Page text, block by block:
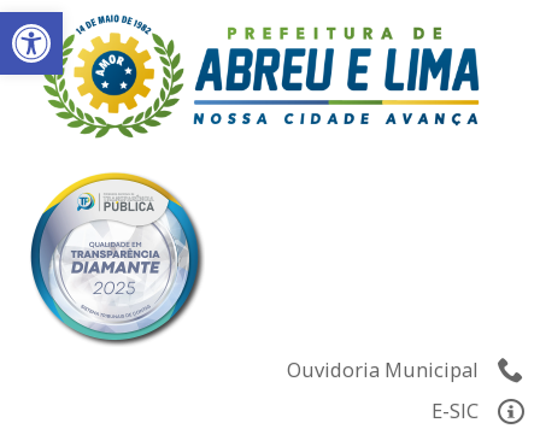
Abrir a barra de ferramentas
Skip
to
content
Ouvidoria Municipal
E-SIC